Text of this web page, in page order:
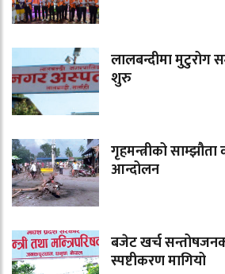
लालबन्दीमा मुटुरोग
शुरु
गृहमन्त्रीको साम्झौता
आन्दोलन
बजेट खर्च
स्पष्टीकरण मागियो